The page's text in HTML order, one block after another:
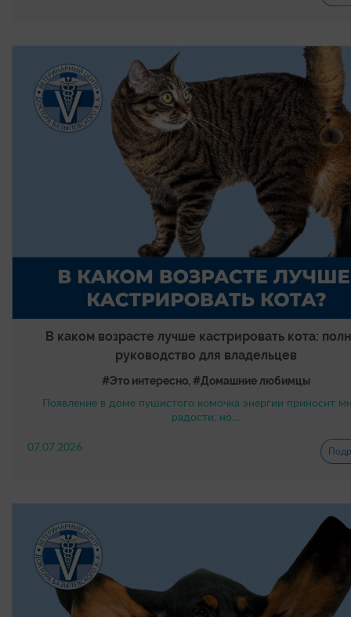
В каком возрасте лучше кастрировать кота:
руководство для владельцев
#Это интересно, #Домашние любимцы
Появление в доме пушистого комочка энергии приносит
радости, но…
07.07.2026